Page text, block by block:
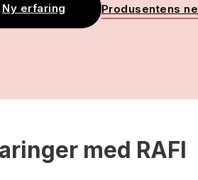
Ny erfaring Produsentens
med RAFI